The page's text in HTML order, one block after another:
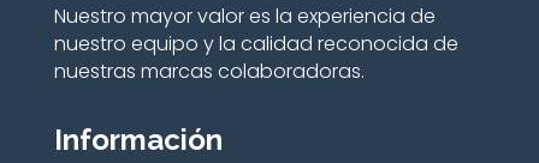
Nuestro mayor valor es la experiencia de
nuestro equipo y la calidad reconocida de
nuestras marcas colaboradoras.
Información